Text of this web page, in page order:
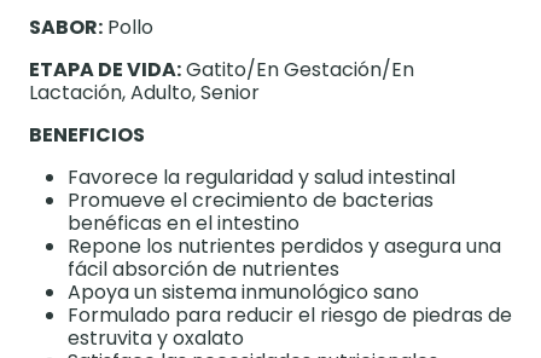
SABOR: Pollo
ETAPA DE VIDA:Gatito/En Gestación/En
Lactación, Adulto, Senior
BENEFICIOS
Favorece la regularidad y salud intestinal
Promueve el crecimiento de bacterias
benéficas en el intestino
Repone los nutrientes perdidos y asegura una
fácil absorción de nutrientes
Apoya un sistema inmunológico sano
Formulado para reducir el riesgo de piedras de
estruvita y oxalato